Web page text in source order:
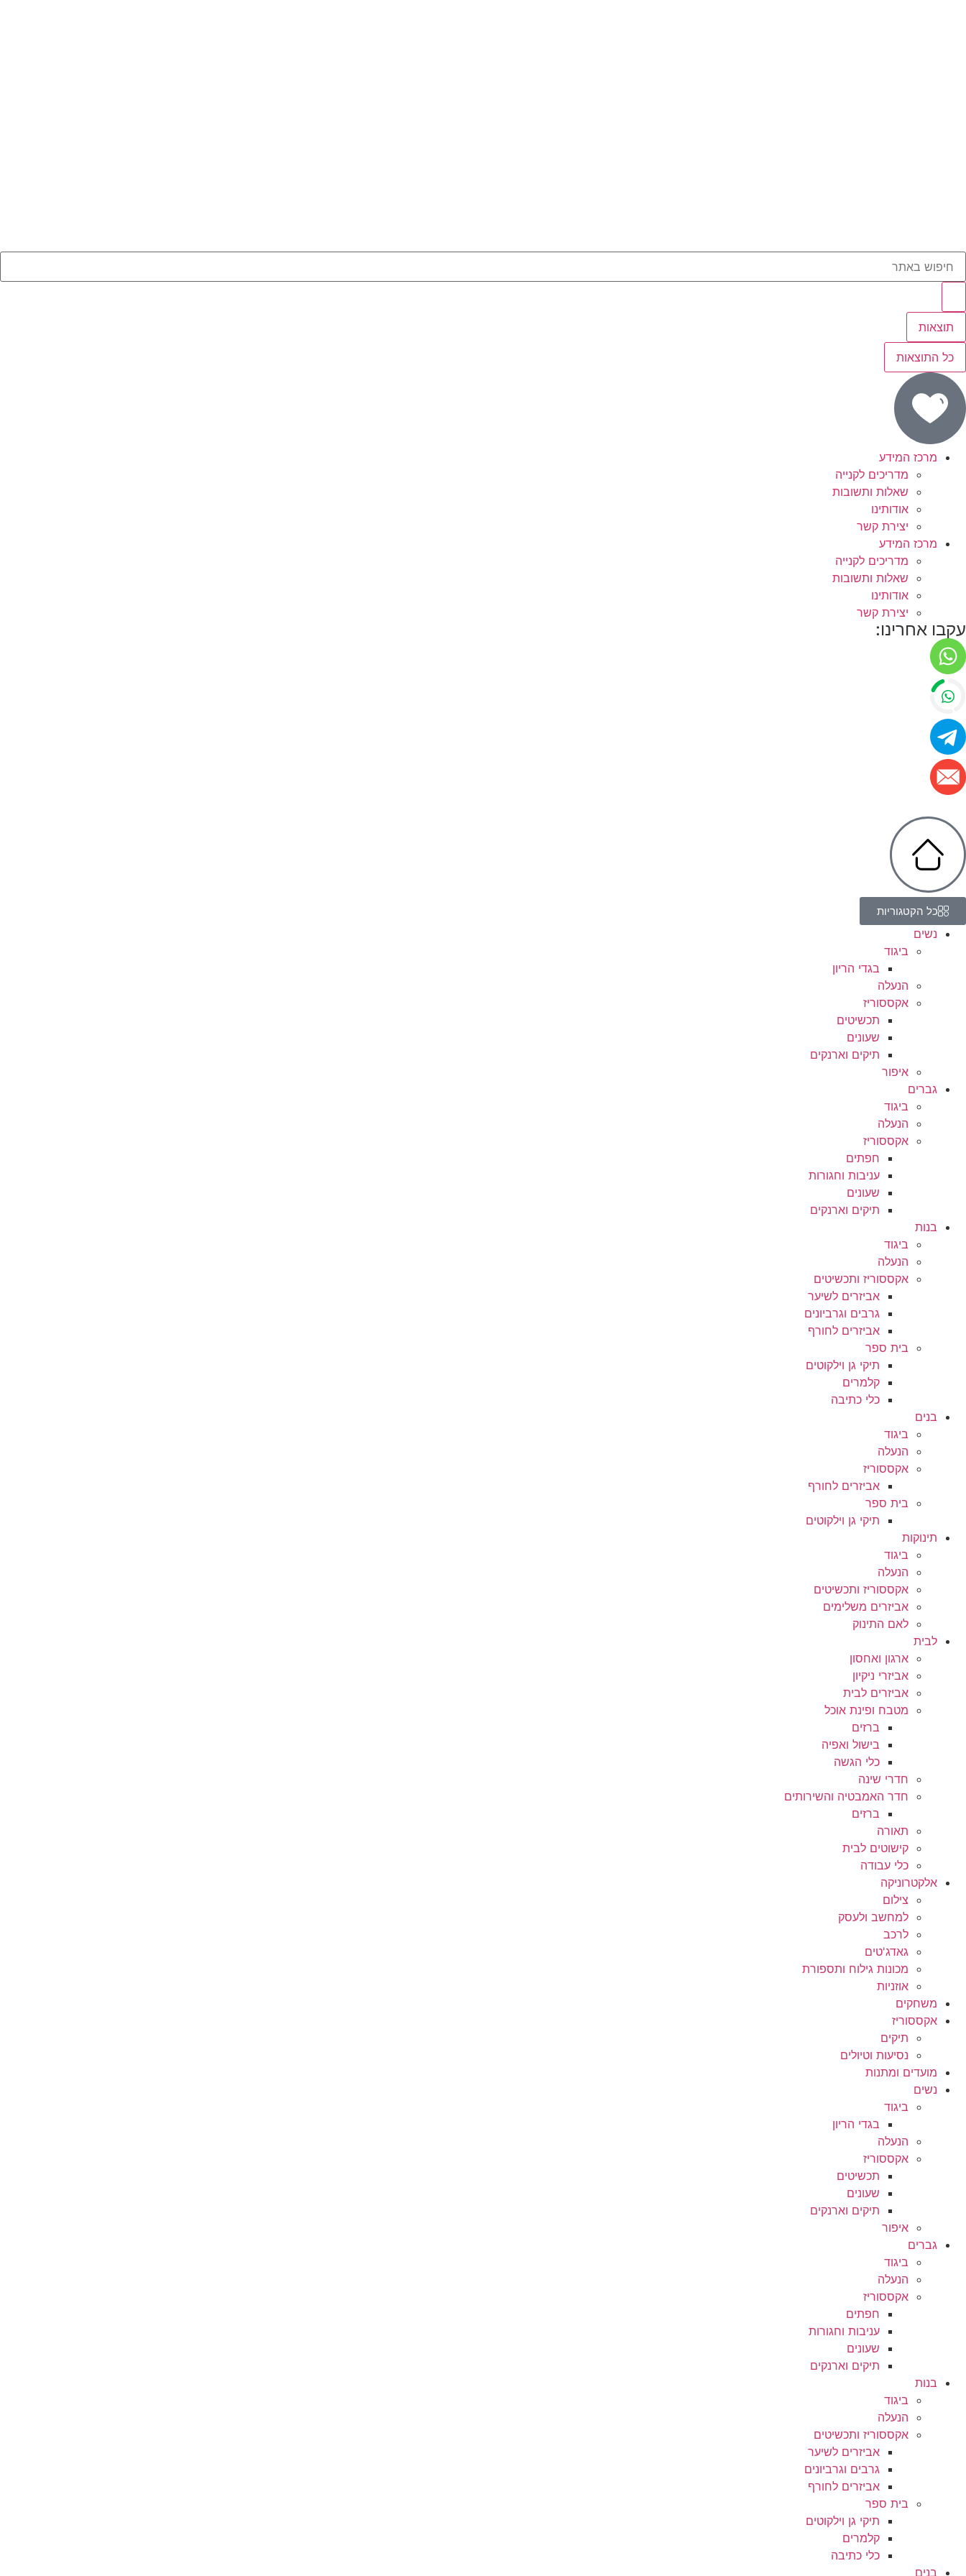
תוצאות
כל התוצאות
מרכז המידע
מדריכים לקנייה
שאלות ותשובות
אודותינו
יצירת קשר
מרכז המידע
מדריכים לקנייה
שאלות ותשובות
אודותינו
יצירת קשר
עקבו אחרינו:
כל הקטגוריות
נשים
ביגוד
בגדי הריון
הנעלה
אקססוריז
תכשיטים
שעונים
תיקים וארנקים
איפור
גברים
ביגוד
הנעלה
אקססוריז
חפתים
עניבות וחגורות
שעונים
תיקים וארנקים
בנות
ביגוד
הנעלה
אקססוריז ותכשיטים
אביזרים לשיער
גרבים וגרביונים
אביזרים לחורף
בית ספר
תיקי גן וילקוטים
קלמרים
כלי כתיבה
בנים
ביגוד
הנעלה
אקססוריז
אביזרים לחורף
בית ספר
תיקי גן וילקוטים
תינוקות
ביגוד
הנעלה
אקססוריז ותכשיטים
אביזרים משלימים
לאם התינוק
לבית
ארגון ואחסון
אביזרי ניקיון
אביזרים לבית
מטבח ופינת אוכל
ברזים
בישול ואפיה
כלי הגשה
חדרי שינה
חדר האמבטיה והשירותים
ברזים
תאורה
קישוטים לבית
כלי עבודה
אלקטרוניקה
צילום
למחשב ולעסק
לרכב
גאדג'טים
מכונות גילוח ותספורת
אוזניות
משחקים
אקססוריז
תיקים
נסיעות וטיולים
מועדים ומתנות
נשים
ביגוד
בגדי הריון
הנעלה
אקססוריז
תכשיטים
שעונים
תיקים וארנקים
איפור
גברים
ביגוד
הנעלה
אקססוריז
חפתים
עניבות וחגורות
שעונים
תיקים וארנקים
בנות
ביגוד
הנעלה
אקססוריז ותכשיטים
אביזרים לשיער
גרבים וגרביונים
אביזרים לחורף
בית ספר
תיקי גן וילקוטים
קלמרים
כלי כתיבה
בנים